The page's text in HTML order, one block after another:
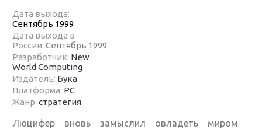
Дата выхода:
Сентябрь 1999
Дата выхода в
России:Сентябрь 1999
Разработчик: New
World Computing
Издатель: Бука
Платформа: PC
Жанр:стратегия
Люцифер вновь замыслил овладеть миром